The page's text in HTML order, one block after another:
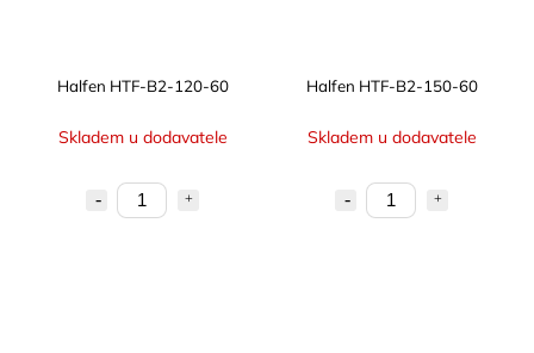
Halfen HTF-B2-120-60
Skladem u dodavatele
Halfen HTF-B2-150-60
Skladem u dodavatele